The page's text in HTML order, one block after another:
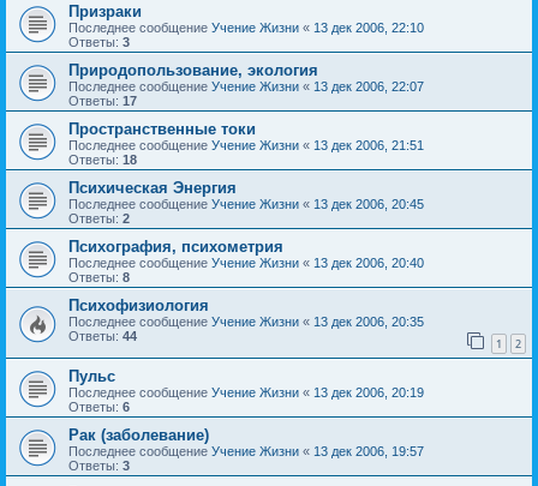
Призраки
Последнее сообщение Учение Жизни « 13 дек 2006, 22:10
Ответы: 3
Природопользование, экология
Последнее сообщение Учение Жизни « 13 дек 2006, 22:07
Ответы: 17
Пространственные токи
Последнее сообщение Учение Жизни « 13 дек 2006, 21:51
Ответы: 18
Психическая Энергия
Последнее сообщение Учение Жизни « 13 дек 2006, 20:45
Ответы: 2
Психография, психометрия
Последнее сообщение Учение Жизни « 13 дек 2006, 20:40
Ответы: 8
Психофизиология
Последнее сообщение Учение Жизни « 13 дек 2006, 20:35
Ответы: 44 1 2
Пульс
Последнее сообщение Учение Жизни « 13 дек 2006, 20:19
Ответы: 6
Рак (заболевание)
Последнее сообщение Учение Жизни « 13 дек 2006, 19:57
Ответы: 3